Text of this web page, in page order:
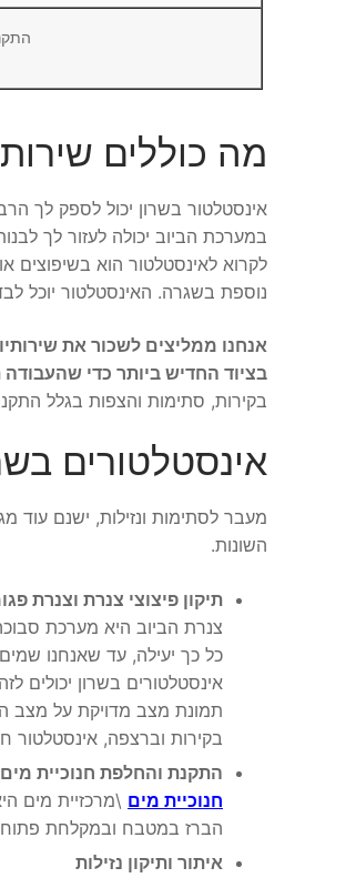
מה כוללים
אינסטלטור בשרון יכול לספק לך
במערכת הביוב יכולה לעזור לך
לקרוא לאינסטלטור הוא
נוספת בשגרה. האינסטלטור יוכל
אנחנו ממליצים לשכור את
בציוד החדיש ביותר כדי שהעבודה
בקירות, סתימות והצפות בגלל
אינסטלטורים בשרון 24 שעות – שירותים
מעבר לסתימות ונזילות, ישנם עוד
השונות.
תיקון פיצוצי צנרת וצנרת
צנרת הביוב היא מערכת
כל כך יעילה, עד שאנחנו
אינסטלטורים בשרון יכולים
תמונת מצב מדויקת על מצב
בקירות וברצפה, אינסטלטור
התקנת והחלפת חנוכיית מים
חנוכיית מים \מרכזיית מים
הברז במטבח ובמקלחת
איתור ותיקון נזילות